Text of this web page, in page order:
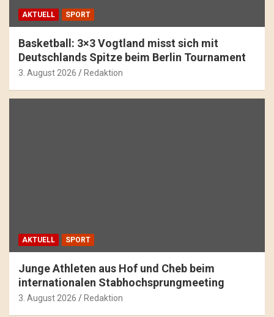
AKTUELL SPORT
Basketball: 3×3 Vogtland misst sich mit
Deutschlands Spitze beim Berlin Tournament
3. August 2026 Redaktion
AKTUELL SPORT
Junge Athleten aus Hof und Cheb beim
internationalen Stabhochsprungmeeting
3. August 2026 Redaktion